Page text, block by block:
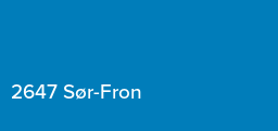
2647 Sør-Fron